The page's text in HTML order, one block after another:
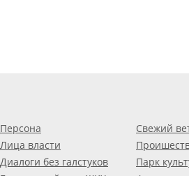
Персона
Лица власти
Диалоги без галстуков
Свежий
Парк